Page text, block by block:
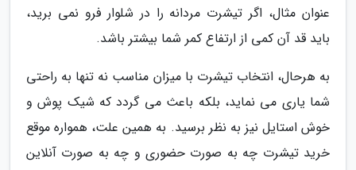
عنوان مثال، اگر تیشرت مردانه را در شلوار فرو نمی برید،
باید قد آن کمی از ارتفاع کمر شما بیشتر باشد.
به هرحال، انتخاب تیشرت با میزان مناسب نه تنها به راحتی
شما یاری می نماید، بلکه باعث می گردد که شیک پوش و
خوش استایل نیز به نظر برسید. به همین علت، همواره موقع
خرید تیشرت چه به صورت حضوری و چه به صورت آنلاین